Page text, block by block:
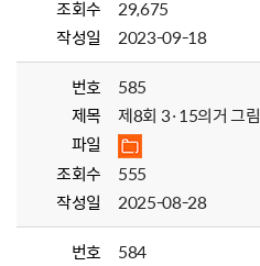
조회수
29,675
작성일
2023-09-18
번호
585
제목
제8회 3·15의거 그
파일
조회수
555
작성일
2025-08-28
번호
584